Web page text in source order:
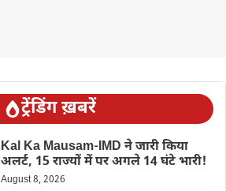
ट्रेंडिंग ख़बरें
Kal Ka Mausam-IMD ने जारी किया
अलर्ट, 15 राज्यों में पर अगले 14 घंटे भारी!
August 8, 2026